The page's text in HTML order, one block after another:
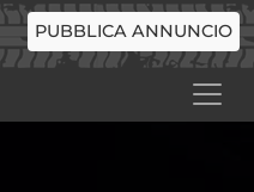
PUBBLICA ANNUNCIO